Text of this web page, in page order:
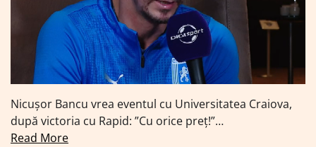
Nicușor Bancu vrea eventul cu Universitatea Craiova,
după victoria cu Rapid: ”Cu orice preț!”…
Read More